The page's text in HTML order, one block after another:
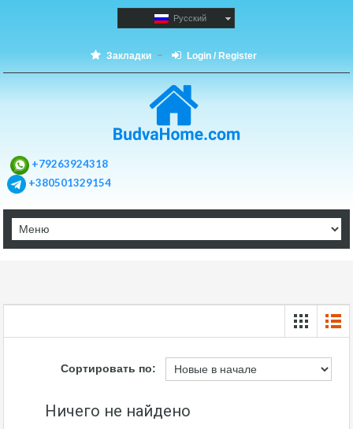
Русский
Закладки Login / Register
+79263924318
+380501329154
Сортировать по:
Ничего не найдено